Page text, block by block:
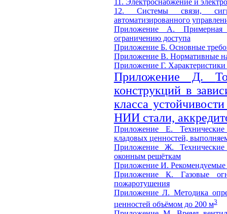
11. Электроснабжение и
12. Системы связи,
автоматизированного
Приложение А.
ограничению доступа
Приложение Б. Основные
Приложение В. Нормативные
Приложение Г. Характеристики
Приложение Д.
конструкций в
класса
НИИ стали,
Приложение Е.
кладовых ценностей,
Приложение Ж.
оконным решёткам
Приложение И.
Приложение К. Газовые
пожаротушения
Приложение Л.Методика
ценностей объёмом до 200 м3